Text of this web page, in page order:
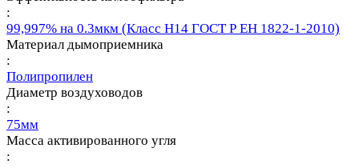
:
99,997% на 0.3мкм (Класс Н14 ГОСТ Р ЕН 1822-1-2010)
Материал дымоприемника
:
Полипропилен
Диаметр воздуховодов
:
75мм
Масса активированного угля
: